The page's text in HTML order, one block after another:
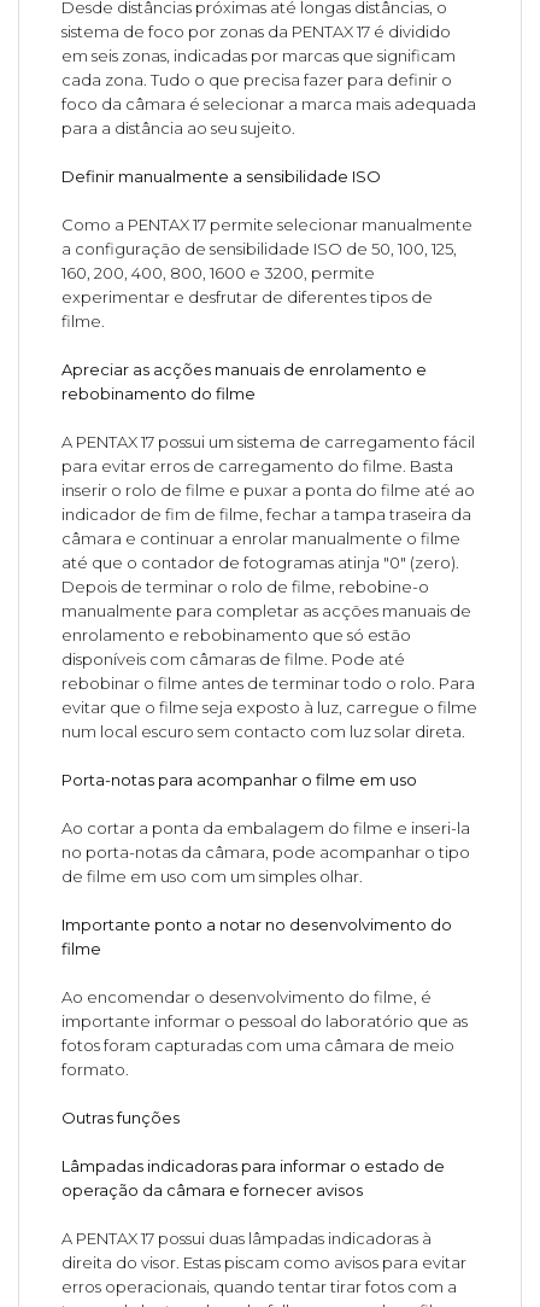
Desde distâncias próximas até longas distâncias, o
sistema de foco por zonas da PENTAX 17 é dividido
em seis zonas, indicadas por marcas que significam
cada zona. Tudo o que precisa fazer para definir o
foco da câmara é selecionar a marca mais adequada
para a distância ao seu sujeito.
Definir manualmente a sensibilidade ISO
Como a PENTAX 17 permite selecionar manualmente
a configuração de sensibilidade ISO de 50, 100, 125,
160, 200, 400, 800, 1600 e 3200, permite
experimentar e desfrutar de diferentes tipos de
filme.
Apreciar as acções manuais de enrolamento e
rebobinamento do filme
A PENTAX 17 possui um sistema de carregamento fácil
para evitar erros de carregamento do filme. Basta
inserir o rolo de filme e puxar a ponta do filme até ao
indicador de fim de filme, fechar a tampa traseira da
câmara e continuar a enrolar manualmente o filme
até que o contador de fotogramas atinja "0" (zero).
Depois de terminar o rolo de filme, rebobine-o
manualmente para completar as acções manuais de
enrolamento e rebobinamento que só estão
disponíveis com câmaras de filme. Pode até
rebobinar o filme antes de terminar todo o rolo. Para
evitar que o filme seja exposto à luz, carregue o filme
num local escuro sem contacto com luz solar direta.
Porta-notas para acompanhar o filme em uso
Ao cortar a ponta da embalagem do filme e inseri-la
no porta-notas da câmara, pode acompanhar o tipo
de filme em uso com um simples olhar.
Importante ponto a notar no desenvolvimento do
filme
Ao encomendar o desenvolvimento do filme, é
importante informar o pessoal do laboratório que as
fotos foram capturadas com uma câmara de meio
formato.
Outras funções
Lâmpadas indicadoras para informar o estado de
operação da câmara e fornecer avisos
A PENTAX 17 possui duas lâmpadas indicadoras à
direita do visor. Estas piscam como avisos para evitar
erros operacionais, quando tentar tirar fotos com a